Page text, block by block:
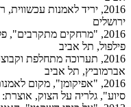
2016, יריד לאמנות
ירושלים
פילפול, תל אביב
2016, תערוכה מתחלפת וקבוצתית, גלריה
אברמוביץ, תל אביב
2016, "אפיקומן", מקום לאמנות, אוצר: ניר הרמת, תל אביב
סיוע", גלריה על הצוק, אוצרת: